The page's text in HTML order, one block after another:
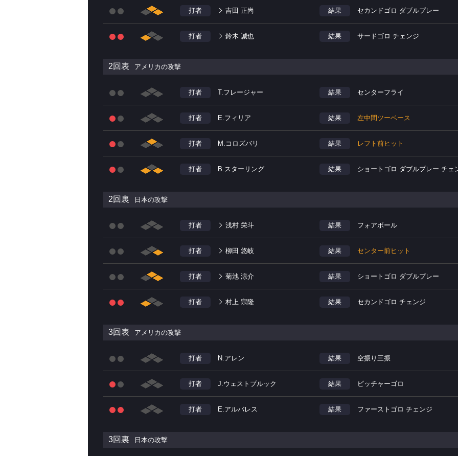
打者 吉田 正尚 結果 セカンドゴロ ダブルプレー
打者 鈴木 誠也 結果 サードゴロ チェンジ
2回表 アメリカの攻撃
打者 T.フレージャー 結果 センターフライ
打者 E.フィリア 結果 左中間ツーベース
打者 M.コロズバリ 結果 レフト前ヒット
打者 B.スターリング 結果 ショートゴロ ダブルプレー チェ
2回裏 日本の攻撃
打者 浅村 栄斗 結果 フォアボール
打者 柳田 悠岐 結果 センター前ヒット
打者 菊池 涼介 結果 ショートゴロ ダブルプレー
打者 村上 宗隆 結果 セカンドゴロ チェンジ
3回表 アメリカの攻撃
打者 N.アレン 結果 空振り三振
打者 J.ウェストブルック 結果 ピッチャーゴロ
打者 E.アルバレス 結果 ファーストゴロ チェンジ
3回裏 日本の攻撃